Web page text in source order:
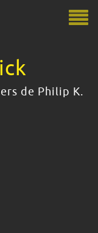
de Philip K.
K. Dick